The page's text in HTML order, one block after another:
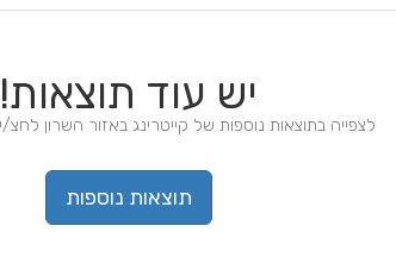
יש עוד תוצאות!
לצפייה בתוצאות נוספות של קייטרינג באזור השרון
תוצאות נוספות